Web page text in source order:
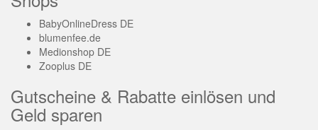
BabyOnlineDress DE
blumenfee.de
Medionshop DE
Zooplus DE
Gutscheine & Rabatte einlösen und
Geld sparen